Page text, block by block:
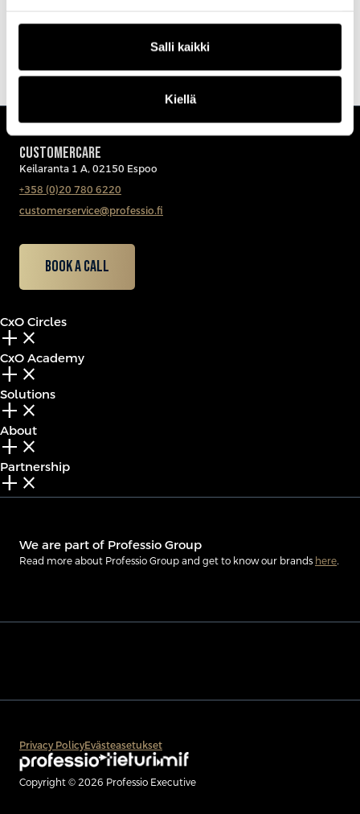
Salli kaikki
Kiellä
CUSTOMERCARE
Keilaranta 1 A, 02150 Espoo
+358 (0)20 780 6220
customerservice@professio.fi
Book a call
CxO Circles
add_2 close
CxO Academy
add_2 close
Solutions
add_2 close
About
add_2 close
Partnership
add_2 close
We are part of Professio Group
Read more about Professio Group and get to know our brands here.
Privacy PolicyEvästeasetukset
Copyright © 2026 Professio Executive